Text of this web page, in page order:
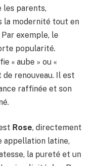
les parents,
la modernité tout en
exemple, le
popularité.
« aube » ou «
de renouveau. Il est
raffinée et son
Rose, directement
appellation latine,
la pureté et un